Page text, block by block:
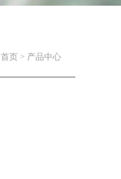
首页 > 产品中心